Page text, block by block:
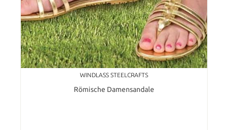
WINDLASS STEELCRAFTS
Römische Damensandale